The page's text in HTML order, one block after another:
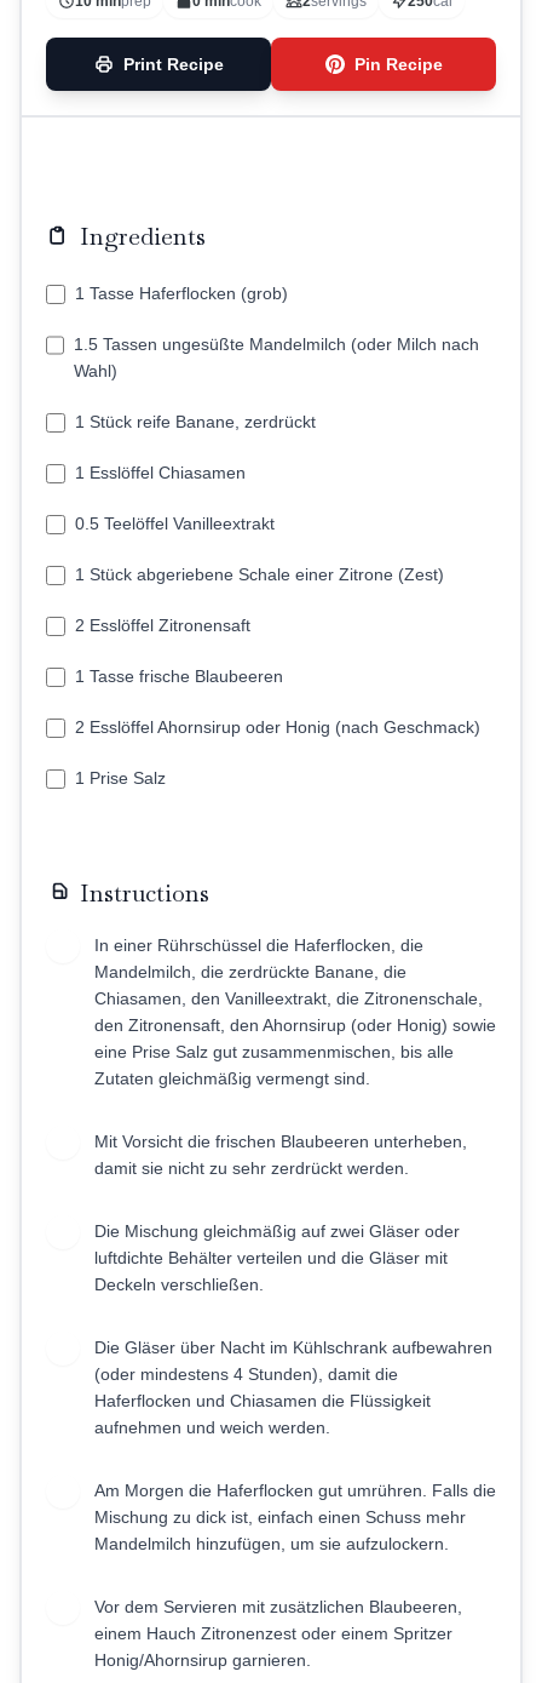
Print Recipe Pin Recipe
Ingredients
1 Tasse Haferflocken (grob)
1.5 Tassen ungesüßte Mandelmilch (oder Milch nach
Wahl)
1 Stück reife Banane, zerdrückt
1 Esslöffel Chiasamen
0.5 Teelöffel Vanilleextrakt
1 Stück abgeriebene Schale einer Zitrone (Zest)
2 Esslöffel Zitronensaft
1 Tasse frische Blaubeeren
2 Esslöffel Ahornsirup oder Honig (nach Geschmack)
1 Prise Salz
Instructions
In einer Rührschüssel die Haferflocken, die
Mandelmilch, die zerdrückte Banane, die
Chiasamen, den Vanilleextrakt, die Zitronenschale,
den Zitronensaft, den Ahornsirup (oder Honig) sowie
eine Prise Salz gut zusammenmischen, bis alle
Zutaten gleichmäßig vermengt sind.
Mit Vorsicht die frischen Blaubeeren unterheben,
damit sie nicht zu sehr zerdrückt werden.
Die Mischung gleichmäßig auf zwei Gläser oder
luftdichte Behälter verteilen und die Gläser mit
Deckeln verschließen.
Die Gläser über Nacht im Kühlschrank aufbewahren
(oder mindestens 4 Stunden), damit die
Haferflocken und Chiasamen die Flüssigkeit
aufnehmen und weich werden.
Am Morgen die Haferflocken gut umrühren. Falls die
Mischung zu dick ist, einfach einen Schuss mehr
Mandelmilch hinzufügen, um sie aufzulockern.
Vor dem Servieren mit zusätzlichen Blaubeeren,
einem Hauch Zitronenzest oder einem Spritzer
Honig/Ahornsirup garnieren.